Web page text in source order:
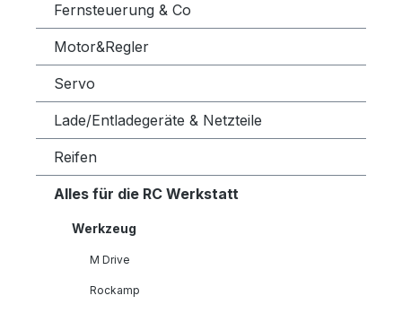
Fernsteuerung & Co
Motor&Regler
Servo
Lade/Entladegeräte & Netzteile
Reifen
Alles für die RC Werkstatt
Werkzeug
M Drive
Rockamp